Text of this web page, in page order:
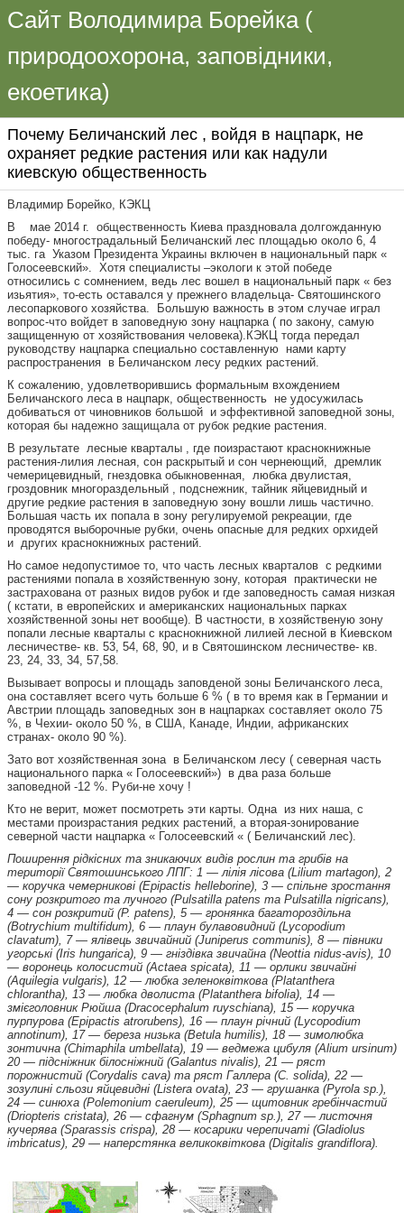
Сайт Володимира Борейка (
природоохорона, заповідники,
екоетика)
Почему Беличанский лес , войдя в нацпарк, не
охраняет редкие растения или как надули
киевскую общественность
Владимир Борейко, КЭКЦ
В мае 2014 г. общественность Киева праздновала долгожданную
победу- многострадальный Беличанский лес площадью около 6, 4
тыс. га Указом Президента Украины включен в национальный парк «
Голосеевский». Хотя специалисты –экологи к этой победе
относились с сомнением, ведь лес вошел в национальный парк « без
изьятия», то-есть оставался у прежнего владельца- Святошинского
лесопаркового хозяйства. Большую важность в этом случае играл
вопрос-что войдет в заповедную зону нацпарка ( по закону, самую
защищенную от хозяйствования человека).КЭКЦ тогда передал
руководству нацпарка специально составленную нами карту
распространения в Беличанском лесу редких растений.
К сожалению, удовлетворившись формальным вхождением
Беличанского леса в нацпарк, общественность не удосужилась
добиваться от чиновников большой и эффективной заповедной зоны,
которая бы надежно защищала от рубок редкие растения.
В результате лесные кварталы , где поизрастают краснокнижные
растения-лилия лесная, сон раскрытый и сон чернеющий, дремлик
чемерицевидный, гнездовка обыкновенная, любка двулистая,
гроздовник многораздельный , подснежник, тайник яйцевидный и
другие редкие растения в заповедную зону вошли лишь частично.
Большая часть их попала в зону регулируемой рекреации, где
проводятся выборочные рубки, очень опасные для редких орхидей
и других краснокнижных растений.
Но самое недопустимое то, что часть лесных кварталов с редкими
растениями попала в хозяйственную зону, которая практически не
застрахована от разных видов рубок и где заповедность самая низкая
( кстати, в европейских и американских национальных парках
хозяйственной зоны нет вообще). В частности, в хозяйственую зону
попали лесные кварталы с краснокнижной лилией лесной в Киевском
лесничестве- кв. 53, 54, 68, 90, и в Святошинском лесничестве- кв.
23, 24, 33, 34, 57,58.
Вызывает вопросы и площадь заповденой зоны Беличанского леса,
она составляет всего чуть больше 6 % ( в то время как в Германии и
Австрии площадь заповедных зон в нацпарках составляет около 75
%, в Чехии- около 50 %, в США, Канаде, Индии, африканских
странах- около 90 %).
Зато вот хозяйственная зона в Беличанском лесу ( северная часть
национального парка « Голосеевский») в два раза больше
заповедной -12 %. Руби-не хочу !
Кто не верит, может посмотреть эти карты. Одна из них наша, с
местами произрастания редких растений, а вторая-зонирование
северной части нацпарка « Голосеевский « ( Беличанский лес).
Поширення рідкісних та зникаючих видів рослин та грибів на
території Святошинського ЛПГ: 1 — лілія лісова (Lilium martagon), 2
— коручка чемерникові (Epipactis helleborine), 3 — спільне зростання
сону розкритого та лучного (Pulsatilla patens та Pulsatilla nigricans),
4 — сон розкритий (P. patens), 5 — гронянка багатороздільна
(Botrychium multifidum), 6 — плаун булавовидний (Lycopodium
clavatum), 7 — ялівець звичайний (Juniperus communis), 8 — півники
угорські (Iris hungarica), 9 — гніздівка звичайна (Neottia nidus-avis), 10
— воронець колосистий (Actaea spicata), 11 — орлики звичайні
(Aquilegia vulgaris), 12 — любка зеленоквіткова (Platanthera
chlorantha), 13 — любка дволиста (Platanthera bifolia), 14 —
змієголовник Рюйша (Dracocephalum ruyschiana), 15 — коручка
пурпурова (Epipactis atrorubens), 16 — плаун річний (Lycopodium
annotinum), 17 — береза низька (Betula humilis), 18 — зимолюбка
зонтична (Chimaphila umbellata), 19 — ведмежа цибуля (Alium ursinum)
20 — підсніжник білосніжний (Galantus nivalis), 21 — ряст
порожнистий (Corydalis cava) та ряст Галлера (C. solida), 22 —
зозулині сльози яйцевидні (Listera ovata), 23 — грушанка (Pyrola sp.),
24 — синюха (Polemonium caeruleum), 25 — щитовник гребінчастий
(Driopteris cristata), 26 — сфагнум (Sphagnum sp.), 27 — листочня
кучерява (Sparassis crispa), 28 — косарики черепичаті (Gladiolus
imbricatus), 29 — наперстянка великоквіткова (Digitalis grandiflora).